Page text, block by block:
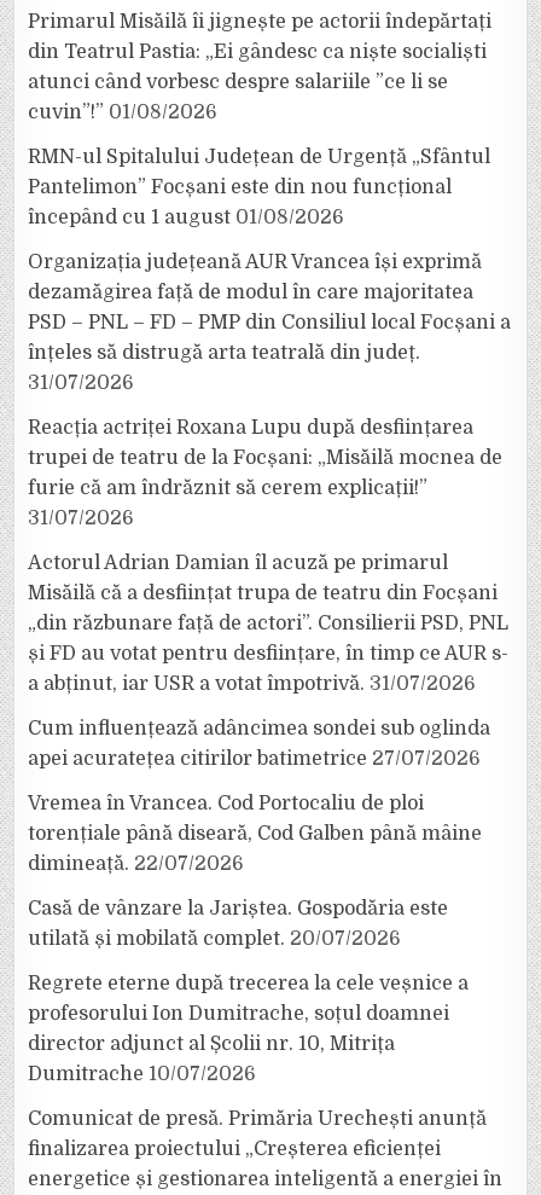
Primarul Misăilă îi jignește pe actorii îndepărtați
din Teatrul Pastia: „Ei gândesc ca niște socialiști
atunci când vorbesc despre salariile ”ce li se
cuvin”!” 01/08/2026
RMN-ul Spitalului Județean de Urgență „Sfântul
Pantelimon” Focșani este din nou funcțional
începând cu 1 august 01/08/2026
Organizația județeană AUR Vrancea își exprimă
dezamăgirea față de modul în care majoritatea
PSD – PNL – FD – PMP din Consiliul local Focșani a
înțeles să distrugă arta teatrală din județ.
31/07/2026
Reacția actriței Roxana Lupu după desființarea
trupei de teatru de la Focșani: „Misăilă mocnea de
furie că am îndrăznit să cerem explicații!”
31/07/2026
Actorul Adrian Damian îl acuză pe primarul
Misăilă că a desființat trupa de teatru din Focșani
„din răzbunare față de actori”. Consilierii PSD, PNL
și FD au votat pentru desființare, în timp ce AUR s-
a abținut, iar USR a votat împotrivă. 31/07/2026
Cum influențează adâncimea sondei sub oglinda
apei acuratețea citirilor batimetrice 27/07/2026
Vremea în Vrancea. Cod Portocaliu de ploi
torențiale până diseară, Cod Galben până mâine
dimineață. 22/07/2026
Casă de vânzare la Jariștea. Gospodăria este
utilată și mobilată complet. 20/07/2026
Regrete eterne după trecerea la cele veșnice a
profesorului Ion Dumitrache, soțul doamnei
director adjunct al Școlii nr. 10, Mitrița
Dumitrache 10/07/2026
Comunicat de presă. Primăria Urechești anunță
finalizarea proiectului „Creșterea eficienței
energetice și gestionarea inteligentă a energiei în